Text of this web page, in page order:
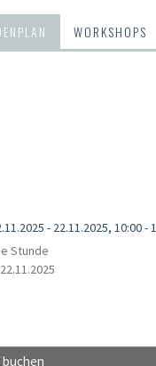
WORKSHOPS
- 22.11.2025, 10:00 -
Stunde